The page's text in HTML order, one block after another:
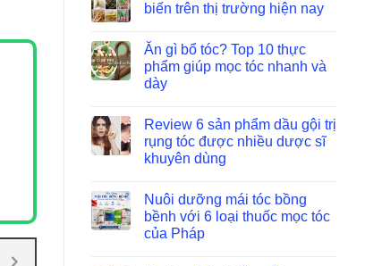
biến trên thị trường hiện nay
Ăn gì bổ tóc? Top 10 thực
phẩm giúp mọc tóc nhanh và
dày
Review 6 sản phẩm dầu gội trị
rụng tóc được nhiều dược sĩ
khuyên dùng
Nuôi dưỡng mái tóc bồng
bềnh với 6 loại thuốc mọc tóc
của Pháp